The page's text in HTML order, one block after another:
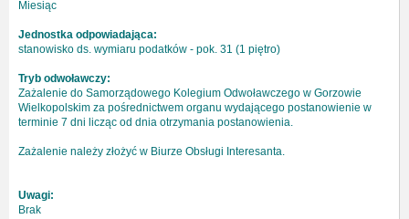
Miesiąc
Jednostka odpowiadająca:
stanowisko ds. wymiaru podatków - pok. 31 (1 piętro)
Tryb odwoławczy:
Zażalenie do Samorządowego Kolegium Odwoławczego w Gorzowie
Wielkopolskim za pośrednictwem organu wydającego postanowienie w
terminie 7 dni licząc od dnia otrzymania postanowienia.
Zażalenie należy złożyć w Biurze Obsługi Interesanta.
Uwagi:
Brak